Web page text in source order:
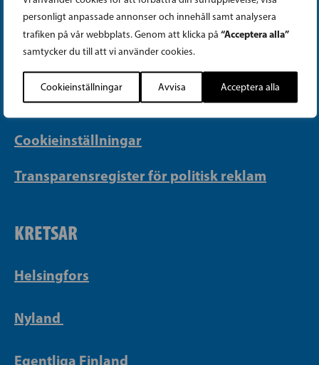
personligt anpassade annonser och innehåll samt analysera
trafiken på vår webbplats. Genom att klicka på “Acceptera alla”
samtycker du till att vi använder cookies.
Cookieinställningar Avvisa Acceptera alla
Georgsgatan 27, 00100 Helsingfors
info@sfp.fi
Faktureringsuppgifter
Integritetspolicy
Cookieinställningar
Transparensregister för politisk reklam
KRETSAR
Helsingfors
Nyland
Egentliga Finland